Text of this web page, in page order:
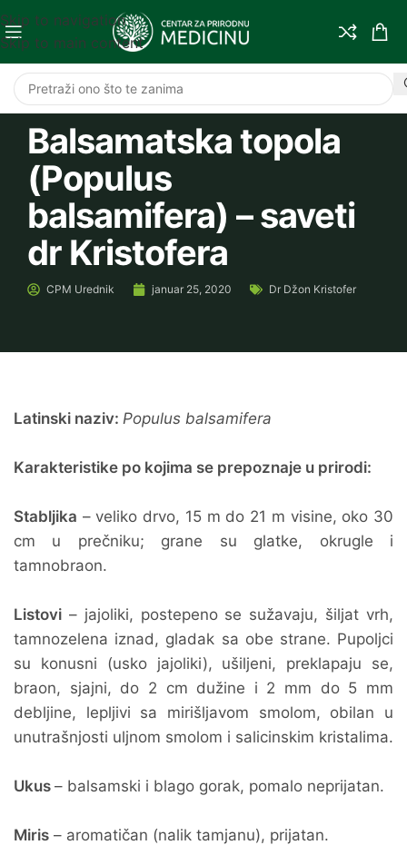
Skip to navigation
Skip to main content
Balsamatska topola
(Populus
balsamifera) – saveti
dr Kristofera
CPM Urednik januar 25, 2020 Dr Džon Kristofer
Latinski naziv: Populus balsamifera
Karakteristike po kojima se prepoznaje u prirodi:
Stabljika – veliko drvo, 15 m do 21 m visine, oko 30
cm u prečniku; grane su glatke, okrugle i
tamnobraon.
Listovi – jajoliki, postepeno se sužavaju, šiljat vrh,
tamnozelena iznad, gladak sa obe strane. Pupoljci
su konusni (usko jajoliki), ušiljeni, preklapaju se,
braon, sjajni, do 2 cm dužine i 2 mm do 5 mm
debljine, lepljivi sa mirišljavom smolom, obilan u
unutrašnjosti uljnom smolom i salicinskim kristalima.
Ukus – balsamski i blago gorak, pomalo neprijatan.
Miris – aromatičan (nalik tamjanu), prijatan.